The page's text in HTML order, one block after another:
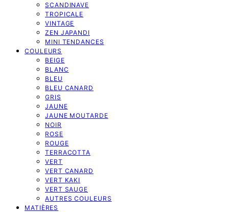
SCANDINAVE
TROPICALE
VINTAGE
ZEN JAPANDI
MINI TENDANCES
COULEURS
BEIGE
BLANC
BLEU
BLEU CANARD
GRIS
JAUNE
JAUNE MOUTARDE
NOIR
ROSE
ROUGE
TERRACOTTA
VERT
VERT CANARD
VERT KAKI
VERT SAUGE
AUTRES COULEURS
MATIÈRES